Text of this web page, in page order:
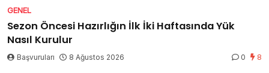
GENEL
Sezon Öncesi Hazırlığın İlk İki Haftasında Yük
Nasıl Kurulur
Başvuruları 8 Ağustos 2026 0 8